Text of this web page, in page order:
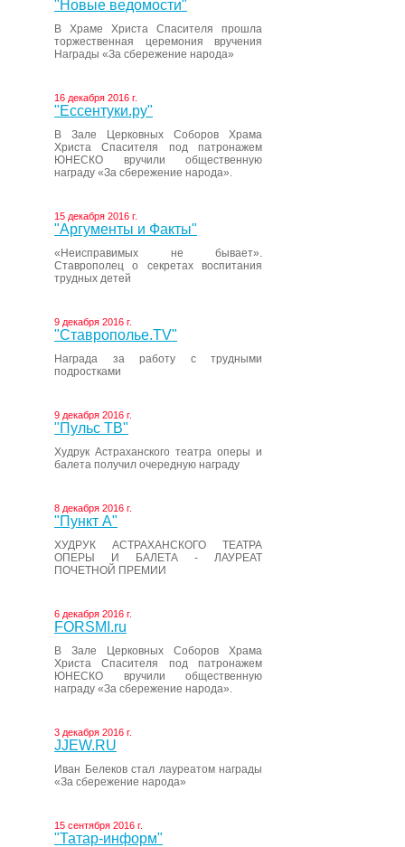
"Новые ведомости"
В Храме Христа Спасителя прошла
торжественная церемония вручения
Награды «За сбережение народа»
16 декабря 2016 г.
"Ессентуки.ру"
В Зале Церковных Соборов Храма
Христа Спасителя под патронажем
ЮНЕСКО вручили общественную
награду «За сбережение народа».
15 декабря 2016 г.
"Аргументы и Факты"
«Неисправимых не бывает».
Ставрополец о секретах воспитания
трудных детей
9 декабря 2016 г.
"Ставрополье.TV"
Награда за работу с трудными
подростками
9 декабря 2016 г.
"Пульс ТВ"
Худрук Астраханского театра оперы и
балета получил очередную награду
8 декабря 2016 г.
"Пункт А"
ХУДРУК АСТРАХАНСКОГО ТЕАТРА
ОПЕРЫ И БАЛЕТА - ЛАУРЕАТ
ПОЧЕТНОЙ ПРЕМИИ
6 декабря 2016 г.
FORSMI.ru
В Зале Церковных Соборов Храма
Христа Спасителя под патронажем
ЮНЕСКО вручили общественную
награду «За сбережение народа».
3 декабря 2016 г.
JJEW.RU
Иван Белеков стал лауреатом награды
«За сбережение народа»
15 сентября 2016 г.
"Татар-информ"